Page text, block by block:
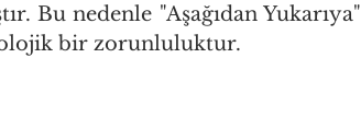
Bu nedenle "Aşağıdan Yukarıya"
bir zorunluluktur.